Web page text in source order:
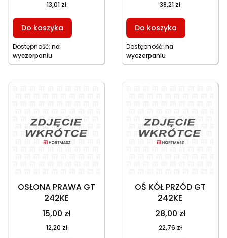
13,01 zł
Do koszyka
Dostępność: na
wyczerpaniu
38,21 zł
Do koszyka
Dostępność: na
wyczerpaniu
OSŁONA PRAWA GT
242KE
15,00 zł
12,20 zł
OŚ KÓŁ PRZÓD GT
242KE
28,00 zł
22,76 zł